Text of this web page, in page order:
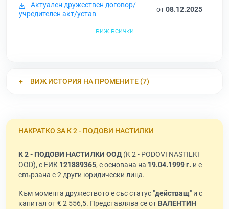
Актуален дружествен договор/
учредителен акт/устав
от08.12.2025
виж всички
ВИЖ ИСТОРИЯ НА ПРОМЕНИТЕ (7)
НАКРАТКО ЗА К 2 - ПОДОВИ НАСТИЛКИ
К 2 - ПОДОВИ НАСТИЛКИ ООД(K 2 - PODOVI NASTILKI
OOD), с ЕИК 121889365, е основана на 19.04.1999 г. и е
свързана с 2 други юридически лица.
Към момента дружеството е със статус "действащ" и с
капитал от € 2 556,5. Представлява се от ВАЛЕНТИН